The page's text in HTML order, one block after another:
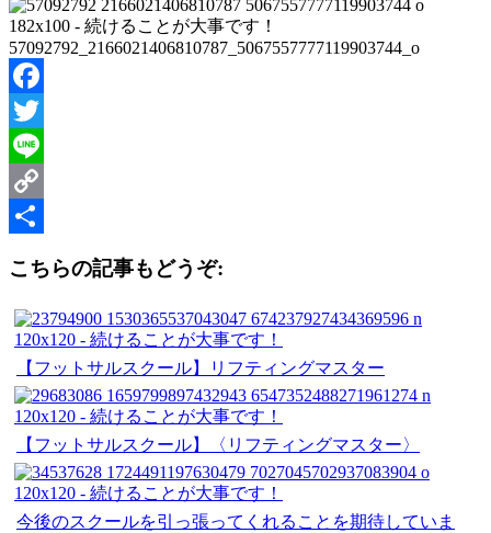
57092792_2166021406810787_5067557777119903744_o
Facebook
Twitter
Line
Copy
こちらの記事もどうぞ:
【フットサルスクール】リフティングマスター
【フットサルスクール】〈リフティングマスター〉
今後のスクールを引っ張ってくれることを期待していま